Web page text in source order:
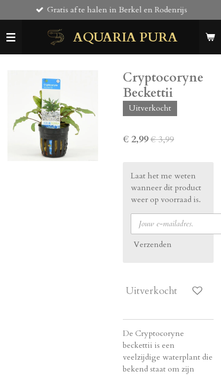
direct
naar
AQUARIA PURA
Gratis af te halen in Berkel en Rodenrijs
Cryptocoryne
Beckettii
Uitverkocht
€ 2,99€ 3,99
Laat het me weten
wanneer dit product
weer op voorraad is.
Verzenden
Uitverkocht
De Cryptocoryne
beckettii is een
veelzijdige waterplant die
bekend staat om zijn